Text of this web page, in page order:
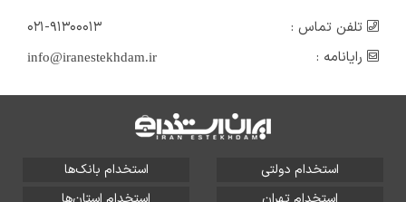
تلفن تماس :
۰۲۱-۹۱۳۰۰۰۱۳
رایانامه :
info@iranestekhdam.ir
استخدام دولتی
استخدام بانک‌ها